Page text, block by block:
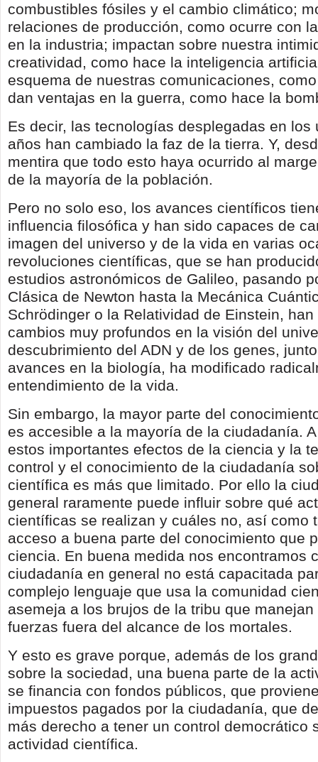
combustibles fósiles y el cambio climático;
relaciones de producción, como ocurre con
en la industria; impactan sobre nuestra
creatividad, como hace la inteligencia
esquema de nuestras comunicaciones,
dan ventajas en la guerra, como hace la
Es decir, las tecnologías desplegadas en los
años han cambiado la faz de la tierra. Y,
mentira que todo esto haya ocurrido al
de la mayoría de la población.
Pero no solo eso, los avances científicos
influencia filosófica y han sido capaces de
imagen del universo y de la vida en varias
revoluciones científicas, que se han
estudios astronómicos de Galileo, pasando
Clásica de Newton hasta la Mecánica
Schrödinger o la Relatividad de Einstein, han
cambios muy profundos en la visión del
descubrimiento del ADN y de los genes,
avances en la biología, ha modificado
entendimiento de la vida.
Sin embargo, la mayor parte del
es accesible a la mayoría de la ciudadanía.
estos importantes efectos de la ciencia y la
control y el conocimiento de la ciudadanía
científica es más que limitado. Por ello la
general raramente puede influir sobre qué
científicas se realizan y cuáles no, así como
acceso a buena parte del conocimiento que
ciencia. En buena medida nos encontramos
ciudadanía en general no está capacitada
complejo lenguaje que usa la comunidad
asemeja a los brujos de la tribu que manejan
fuerzas fuera del alcance de los mortales.
Y esto es grave porque, además de los
sobre la sociedad, una buena parte de la
se financia con fondos públicos, que
impuestos pagados por la ciudadanía, que
más derecho a tener un control democrático
actividad científica.